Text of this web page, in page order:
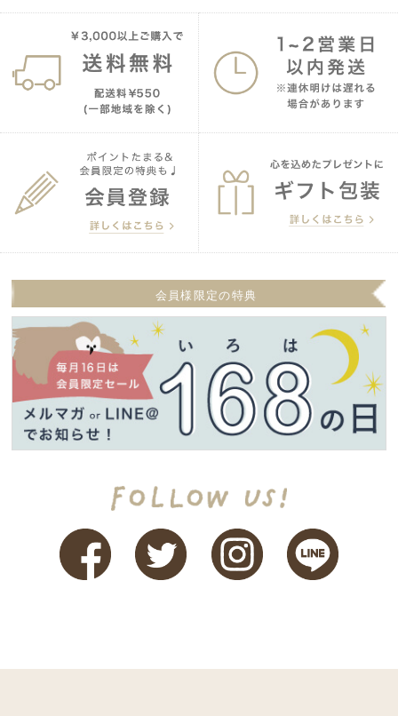
会員様限定の特典